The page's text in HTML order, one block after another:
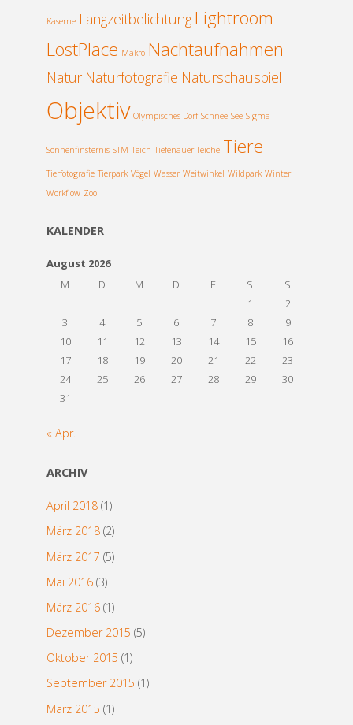
Kaserne Langzeitbelichtung Lightroom
LostPlace Makro Nachtaufnahmen
Natur Naturfotografie Naturschauspiel
Objektiv Olympisches Dorf Schnee See Sigma
Sonnenfinsternis STM Teich Tiefenauer Teiche Tiere
Tierfotografie Tierpark Vögel Wasser Weitwinkel Wildpark Winter
Workflow Zoo
KALENDER
August 2026
M
D M D F S
S
1
2
3
4 5 6 7 8
9
10
11 12 13 14 15
16
17
18 19 20 21 22
23
24
25 26 27 28 29
30
31
« Apr.
ARCHIV
April 2018(1)
März 2018(2)
März 2017 (5)
Mai 2016(3)
März 2016(1)
Dezember 2015 (5)
Oktober 2015 (1)
September 2015 (1)
März 2015 (1)